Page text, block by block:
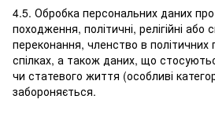
4.5. Обробка персональних даних
походження, політичні, релігійні або
переконання, членство в політичних
спілках, а також даних, що
чи статевого життя (особливі
забороняється.